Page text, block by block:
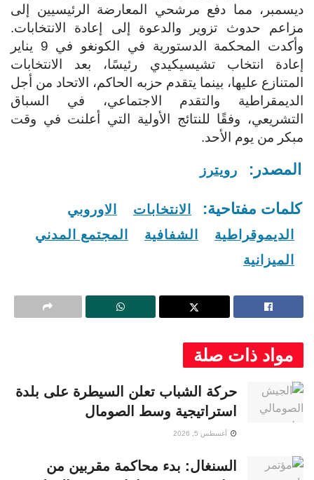
ديسمبر، مما دفع مرشحي المعارضة الرئيسيين إلى
مزاعم حدوث تزوير والدعوة إلى إعادة الانتخابات.
وأكدت المحكمة الدستورية في الكونغو في 9 يناير
إعادة انتخاب تشيسيكيدي رئيسًا، بعد الانتخابات
المتنازع عليها، بينما يتقدم حزبه الحاكم، الاتحاد من أجل
الديمقراطية والتقدم الاجتماعي، في السباق
التشريعي، وفقًا للنتائج الأولية التي أعلنت في وقت
مبكر من يوم الأحد.
المصدر: رويترز
كلمات مفتاحية: الانتخابات
الاوروبي
الديموقراطية
الشفافية
المجتمع المدني
الميزانية
مواد ذات صلة
حركة الشباب تعلن السيطرة على بلدة
استراتيجية وسط الصومال
أغسطس 5, 2026
السنغال: بدء محاكمة مقربين من